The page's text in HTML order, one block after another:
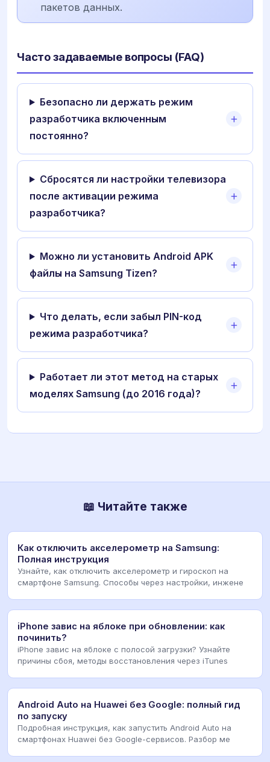
пакетов данных.
Часто задаваемые вопросы (FAQ)
Безопасно ли держать режим
разработчика включенным
постоянно?
Сбросятся ли настройки телевизора
после активации режима
разработчика?
Можно ли установить Android APK
файлы на Samsung Tizen?
Что делать, если забыл PIN-код
режима разработчика?
Работает ли этот метод на старых
моделях Samsung (до 2016 года)?
📖 Читайте также
Как отключить акселерометр на Samsung:
Полная инструкция
Узнайте, как отключить акселерометр и гироскоп на
смартфоне Samsung. Способы через настройки, инжене
iPhone завис на яблоке при обновлении: как
починить?
iPhone завис на яблоке с полосой загрузки? Узнайте
причины сбоя, методы восстановления через iTunes
Android Auto на Huawei без Google: полный гид
по запуску
Подробная инструкция, как запустить Android Auto на
смартфонах Huawei без Google-сервисов. Разбор ме